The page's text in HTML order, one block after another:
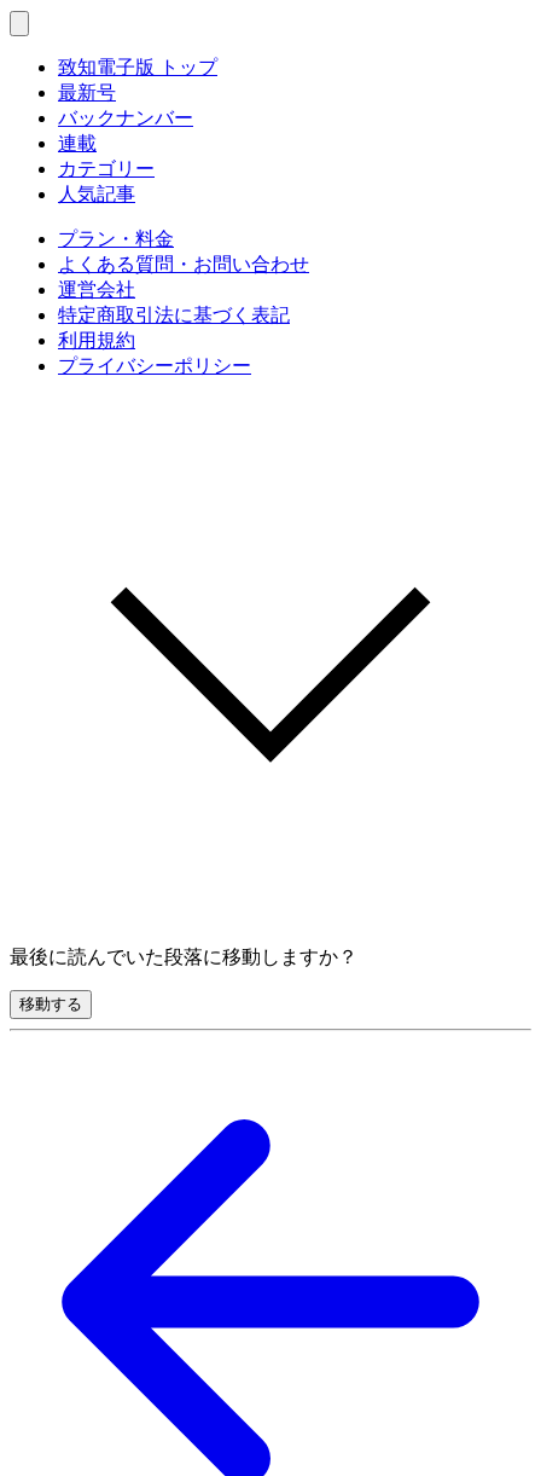
致知電子版 トップ
最新号
バックナンバー
連載
カテゴリー
人気記事
プラン・料金
よくある質問・お問い合わせ
運営会社
特定商取引法に基づく表記
利用規約
プライバシーポリシー
最後に読んでいた段落に移動しますか？
移動する